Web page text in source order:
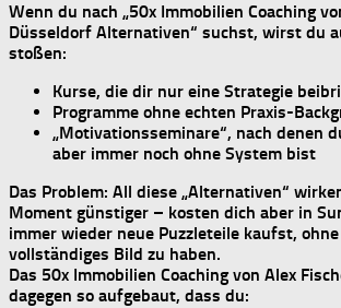
Wenn du nach „50x Immobilien Coaching
Düsseldorf Alternativen“ suchst, wirst du
stoßen:
Kurse, die dir nur eine Strategie
Programme ohne echten Praxis-
„Motivationsseminare“, nach denen
aber immer noch ohne System bist
Das Problem: All diese „Alternativen“
Moment günstiger – kosten dich aber in
immer wieder neue Puzzleteile kaufst,
vollständiges Bild zu haben.
Das 50x Immobilien Coaching von Alex
dagegen so aufgebaut, dass du: